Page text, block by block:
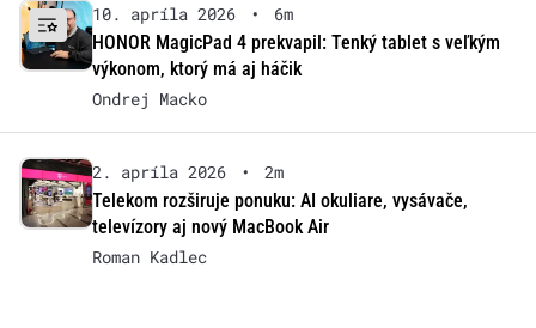
10. apríla 2026 •
6m
HONOR MagicPad 4 prekvapil: Tenký tablet s veľkým
výkonom, ktorý má aj háčik
Ondrej Macko
2. apríla 2026 •
2m
Telekom rozširuje ponuku: AI okuliare, vysávače,
televízory aj nový MacBook Air
Roman Kadlec